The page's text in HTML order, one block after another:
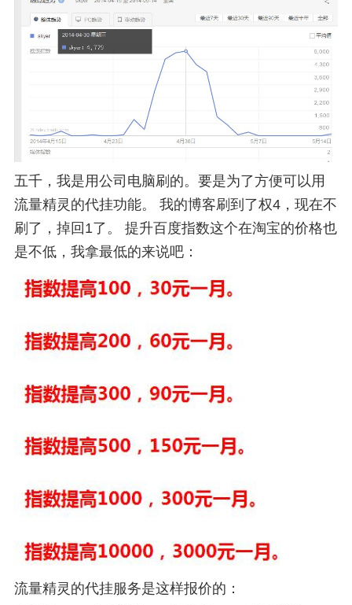
五千，我是用公司电脑刷的。要是为了方便可以用
流量精灵的代挂功能。 我的博客刷到了权4，现在不
刷了，掉回1了。 提升百度指数这个在淘宝的价格也
是不低，我拿最低的来说吧：
流量精灵的代挂服务是这样报价的：